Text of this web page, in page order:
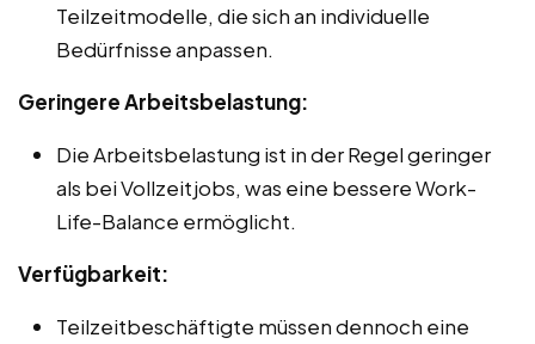
Teilzeitmodelle, die sich an individuelle
Bedürfnisse anpassen.
Geringere Arbeitsbelastung:
Die Arbeitsbelastung ist in der Regel geringer
als bei Vollzeitjobs, was eine bessere Work-
Life-Balance ermöglicht.
Verfügbarkeit:
Teilzeitbeschäftigte müssen dennoch eine